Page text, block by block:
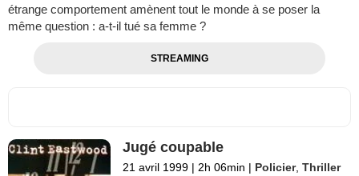
étrange comportement amènent tout le monde à se poser la
même question : a-t-il tué sa femme ?
STREAMING
Jugé coupable
21 avril 1999 | 2h 06min | Policier,Thriller